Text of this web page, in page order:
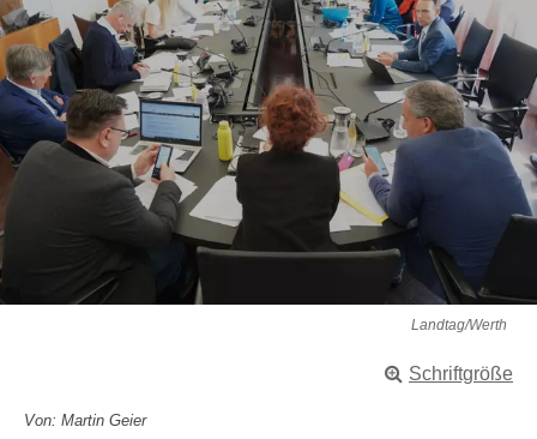
Landtag/Werth
Schriftgröße
Von: Martin Geier